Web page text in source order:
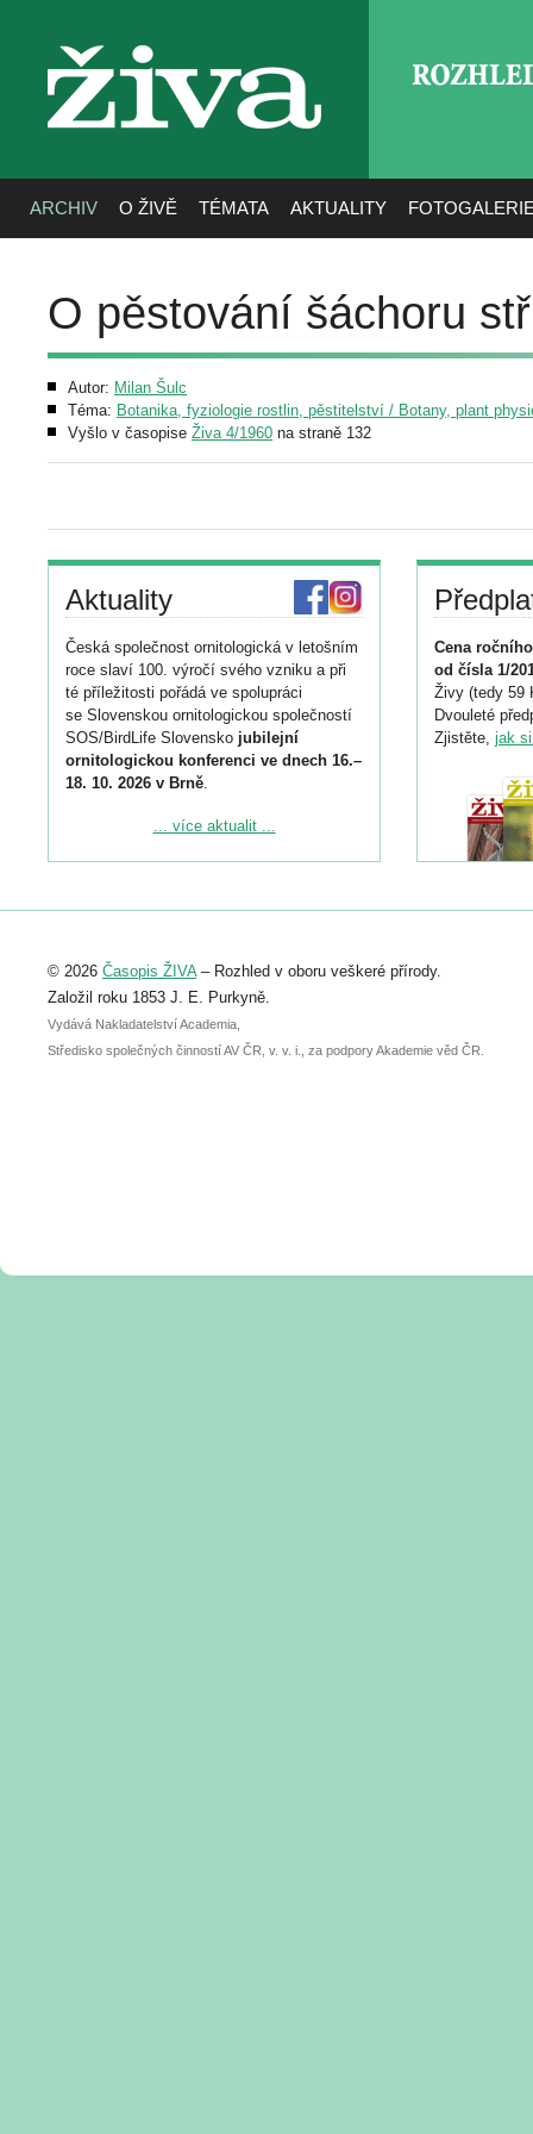
živa
ARCHIV O ŽIVĚ TÉMATA AKTUALITY
O pěstování šáchoru
Autor: Milan Šulc
Téma: Botanika, fyziologie rostlin, pěstitelství / Botany, plant
Vyšlo v časopise Živa 4/1960 na straně 132
Aktuality
Česká společnost ornitologická v letošním
roce slaví 100. výročí svého vzniku a při
té příležitosti pořádá ve spolupráci
se Slovenskou ornitologickou společností
SOS/BirdLife Slovensko jubilejní
ornitologickou konferenci ve dnech 16.–
18. 10. 2026 v Brně.
Podrobnější informace ke konferenci
Registrovat se můžete do 6. září.
abstraktu přihlášené přednášky nebo
posteru je už 30. června.
... více aktualit ...
Cena
od čísla 1/
Živy (tedy 59
Dvouleté
Zjistěte, jak
© 2026 Časopis ŽIVA– Rozhled v oboru veškeré přírody.
Založil roku 1853 J. E. Purkyně.
Vydává Nakladatelství Academia,
Středisko společných činností AV ČR, v. v. i., za podpory Akademie věd ČR.